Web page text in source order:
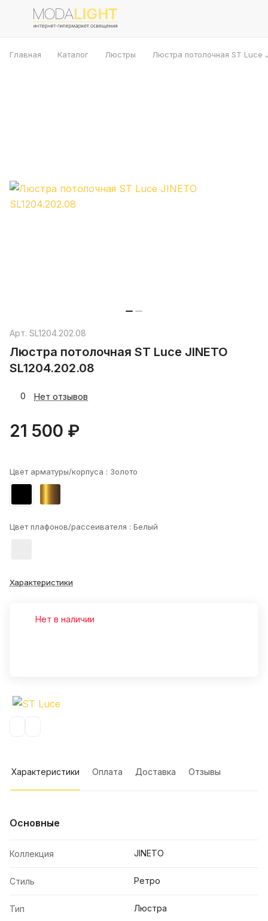
Главная Каталог Люстры Люстра потолочная ST Luce
Арт. SL1204.202.08
Люстра потолочная ST Luce JINETO
SL1204.202.08
0 Нет отзывов
21 500 ₽
Цвет арматуры/корпуса : Золото
Цвет плафонов/рассеивателя : Белый
Характеристики
Нет в наличии
Характеристики Оплата Доставка Отзывы
Основные
Коллекция JINETO
Стиль Ретро
Тип Люстра